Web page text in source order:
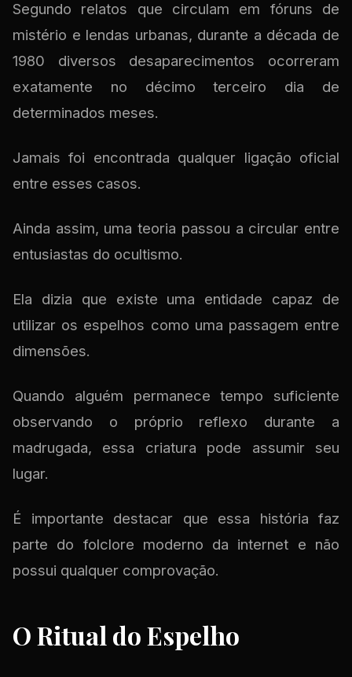
Segundo relatos que circulam em fóruns de
mistério e lendas urbanas, durante a década de
1980 diversos desaparecimentos ocorreram
exatamente no décimo terceiro dia de
determinados meses.
Jamais foi encontrada qualquer ligação oficial
entre esses casos.
Ainda assim, uma teoria passou a circular entre
entusiastas do ocultismo.
Ela dizia que existe uma entidade capaz de
utilizar os espelhos como uma passagem entre
dimensões.
Quando alguém permanece tempo suficiente
observando o próprio reflexo durante a
madrugada, essa criatura pode assumir seu
lugar.
É importante destacar que essa história faz
parte do folclore moderno da internet e não
possui qualquer comprovação.
O Ritual do Espelho